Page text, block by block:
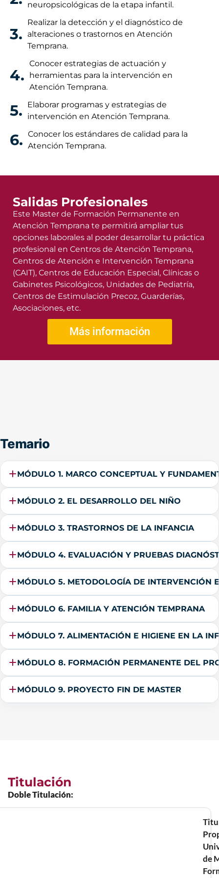
neuropsicológicas de la etapa infantil.
3.
Realizar la detección y el diagnóstico de
alteraciones o trastornos en Atención
Temprana.
4.
Conocer estrategias de actuación y
herramientas para la intervención en
Atención Temprana.
5.
Elaborar programas y estrategias de
intervención en Atención Temprana.
6. Conocer los estándares de calidad para la
Atención Temprana.
Salidas Profesionales
Este Master de Formación Permanente en
Atención Temprana te permitirá ampliar tus
opciones laborales al poder desarrollar tu práctica
profesional en Centros de Atención Temprana,
Centros de Atención e Intervención Temprana
(CAIT), Centros de Educación Especial, Clínicas o
Gabinetes Psicológicos, Unidades de Pediatría,
Centros de Estimulación Precoz, Guarderías,
Asociaciones, etc.
Más información
Temario
MÓDULO 1. MARCO CONCEPTUAL Y
MÓDULO 2. EL DESARROLLO DEL NIÑO
MÓDULO 3. TRASTORNOS DE LA INFANCIA
MÓDULO 4. EVALUACIÓN Y PRUEBAS
MÓDULO 5. METODOLOGÍA DE INTERVENCIÓN
MÓDULO 6. FAMILIA Y ATENCIÓN TEMPRANA
MÓDULO 7. ALIMENTACIÓN E HIGIENE EN LA
MÓDULO 8. FORMACIÓN PERMANENTE DEL
MÓDULO 9. PROYECTO FIN DE MASTER
Titulación
Doble Titulación:
de